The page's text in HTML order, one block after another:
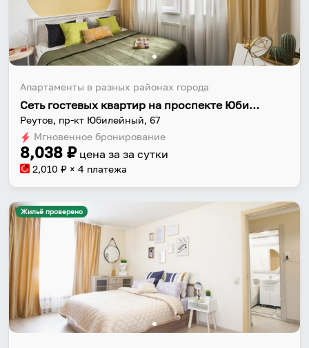
Апартаменты в разных районах города
Сеть гостевых квартир на проспекте Юбилейный 67
Реутов, пр-кт Юбилейный, 67
Мгновенное бронирование
8,038 ₽ цена за за сутки
2,010 ₽ × 4 платежа
Жильё проверено